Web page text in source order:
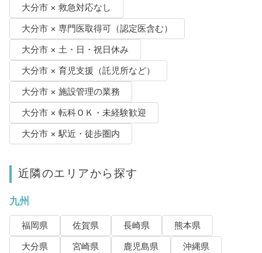
大分市 × 救急対応なし
大分市 × 専門医取得可（認定医含む）
大分市 × 土・日・祝日休み
大分市 × 育児支援（託児所など）
大分市 × 施設管理の業務
大分市 × 転科ＯＫ・未経験歓迎
大分市 × 駅近・徒歩圏内
近隣のエリアから探す
九州
福岡県 佐賀県 長崎県
熊本県
大分県
宮崎県 鹿児島県 沖縄県